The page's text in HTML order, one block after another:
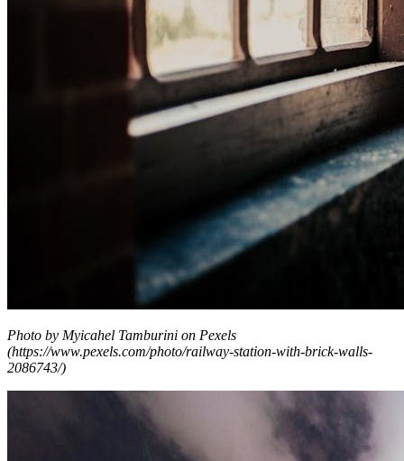
Photo by Myicahel Tamburini on Pexels
(https://www.pexels.com/photo/railway-station-with-brick-walls-
2086743/)